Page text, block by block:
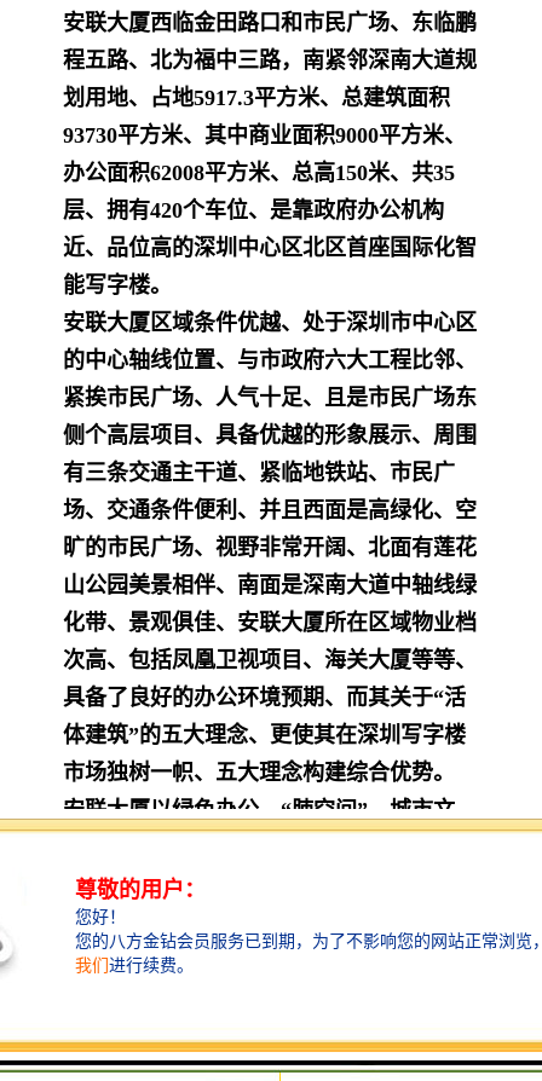
安联大厦西临金田路口和市民广场、东临鹏
程五路、北为福中三路，南紧邻深南大道规
划用地、占地5917.3平方米、总建筑面积
93730平方米、其中商业面积9000平方米、
办公面积62008平方米、总高150米、共35
层、拥有420个车位、是靠政府办公机构
近、品位高的深圳中心区北区首座国际化智
能写字楼。
安联大厦区域条件优越、处于深圳市中心区
的中心轴线位置、与市政府六大工程比邻、
紧挨市民广场、人气十足、且是市民广场东
侧个高层项目、具备优越的形象展示、周围
有三条交通主干道、紧临地铁站、市民广
场、交通条件便利、并且西面是高绿化、空
旷的市民广场、视野非常开阔、北面有莲花
山公园美景相伴、南面是深南大道中轴线绿
化带、景观俱佳、安联大厦所在区域物业档
次高、包括凤凰卫视项目、海关大厦等等、
具备了良好的办公环境预期、而其关于“活
体建筑”的五大理念、更使其在深圳写字楼
市场独树一帜、五大理念构建综合优势。
安联大厦以绿色办公、“肺空间”、城市文
建高端写字楼综合优势、并为其成为高端写
字楼**者提供了支撑体系、其一、
公、在建筑的竖向不同高度、安联大厦设计
体休闲空中花园群、顺应回归自然的潮流。
安联大厦是Greenoffice的积极倡导者、直接